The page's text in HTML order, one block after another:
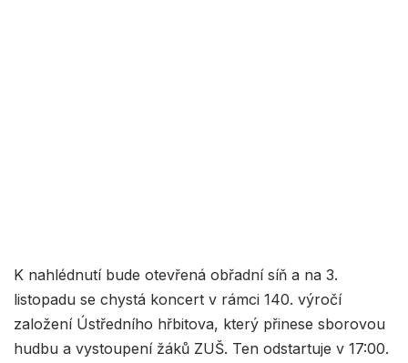
K nahlédnutí bude otevřená obřadní síň a na 3.
listopadu se chystá koncert v rámci 140. výročí
založení Ústředního hřbitova, který přinese sborovou
hudbu a vystoupení žáků ZUŠ. Ten odstartuje v 17:00.